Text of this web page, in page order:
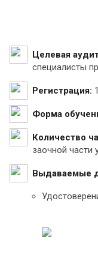
Целевая
специалисты
Регистрация:
Форма
Количество
заочной части
Выдаваемые